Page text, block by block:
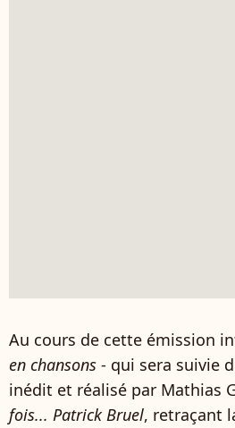
Au cours de cette émission
en chansons - qui sera suivie
inédit et réalisé par Mathias
fois... Patrick Bruel, retraçant